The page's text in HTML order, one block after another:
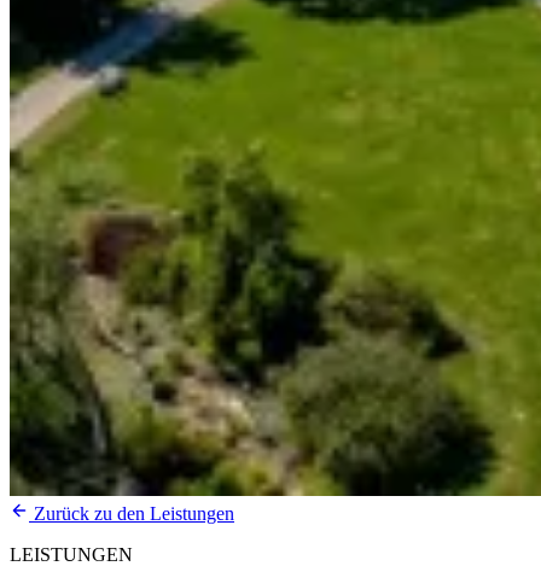
Zurück zu den Leistungen
LEISTUNGEN